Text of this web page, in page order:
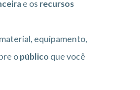
e os recursos
equipamento,
opúblico que você